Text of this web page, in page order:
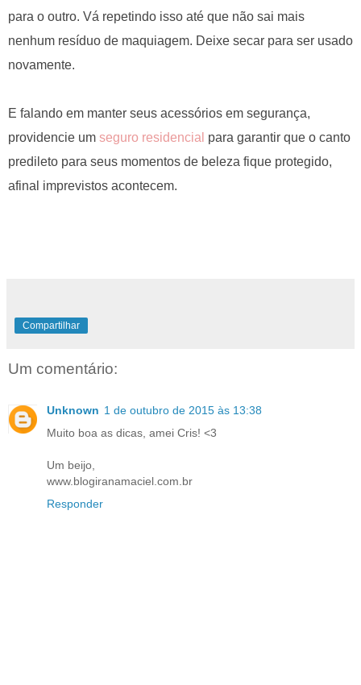
para o outro. Vá repetindo isso até que não sai mais
nenhum resíduo de maquiagem. Deixe secar para ser usado
novamente.
E falando em manter seus acessórios em segurança,
providencie um seguro residencial para garantir que o canto
predileto para seus momentos de beleza fique protegido,
afinal imprevistos acontecem.
Compartilhar
Um comentário:
Unknown 1 de outubro de 2015 às 13:38
Muito boa as dicas, amei Cris! <3
Um beijo,
www.blogiranamaciel.com.br
Responder